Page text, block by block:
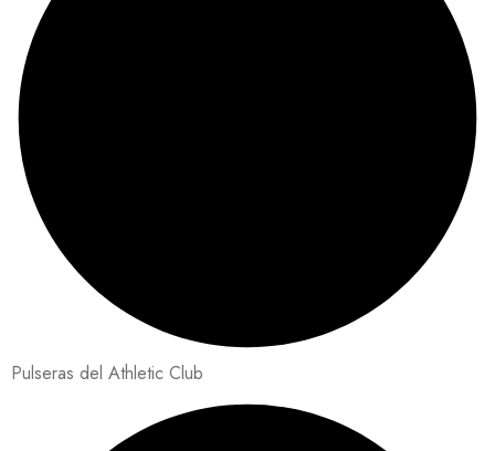
Pulseras del Athletic Club